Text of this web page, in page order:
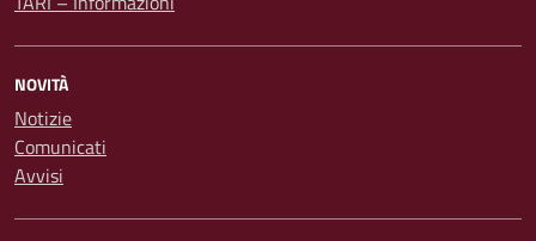
NOVITÀ
Notizie
Comunicati
Avvisi